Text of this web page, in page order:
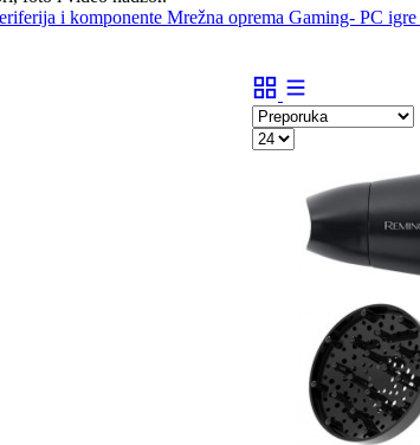
i komponente Mrežna oprema Gaming- PC igre